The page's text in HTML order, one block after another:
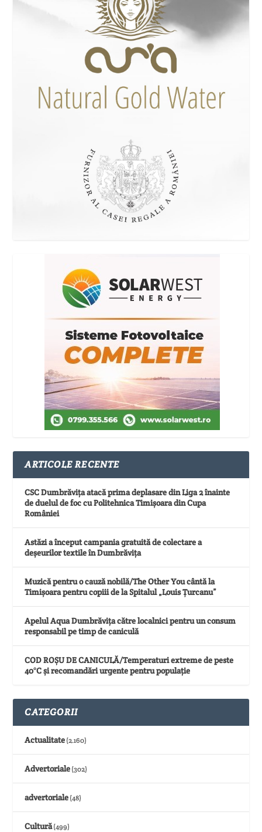
ARTICOLE RECENTE
CSC Dumbrăvița atacă prima deplasare din Liga 2 înainte
de duelul de foc cu Politehnica Timișoara din Cupa
României
Astăzi a început campania gratuită de colectare a
deșeurilor textile în Dumbrăvița
Muzică pentru o cauză nobilă/The Other You cântă la
Timișoara pentru copiii de la Spitalul „Louis Țurcanu”
Apelul Aqua Dumbrăvița către localnici pentru un consum
responsabil pe timp de caniculă
COD ROȘU DE CANICULĂ/Temperaturi extreme de peste
40°C și recomandări urgente pentru populație
CATEGORII
Actualitate (2.160)
Advertoriale (302)
advertoriale (48)
Cultură(499)